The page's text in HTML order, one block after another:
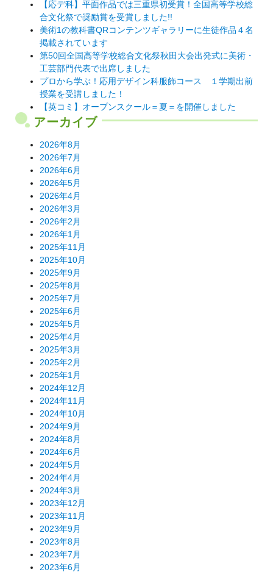
シ
ョ
ン
【応デ科】平面作品では三重県初受賞！全国高等学校総
合文化祭で奨励賞を受賞しました!!
美術1の教科書QRコンテンツギャラリーに生徒作品４名
掲載されています
第50回全国高等学校総合文化祭秋田大会出発式に美術・
工芸部門代表で出席しました
プロから学ぶ！応用デザイン科服飾コース １学期出前
授業を受講しました！
【英コミ】オープンスクール＝夏＝を開催しました
アーカイブ
2026年8月
2026年7月
2026年6月
2026年5月
2026年4月
2026年3月
2026年2月
2026年1月
2025年11月
2025年10月
2025年9月
2025年8月
2025年7月
2025年6月
2025年5月
2025年4月
2025年3月
2025年2月
2025年1月
2024年12月
2024年11月
2024年10月
2024年9月
2024年8月
2024年6月
2024年5月
2024年4月
2024年3月
2023年12月
2023年11月
2023年9月
2023年8月
2023年7月
2023年6月